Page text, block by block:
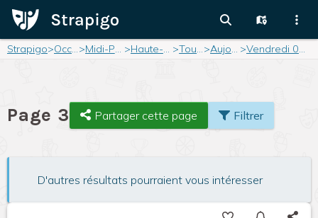
Strapigo> Occitanie> Midi-Pyrénées > Haute-Garonne > Toulouse> Aujourd'hui > Vendredi 04 juillet 2025
Page 3 Partager cette page Filtrer
D'autres résultats pourraient vous intéresser